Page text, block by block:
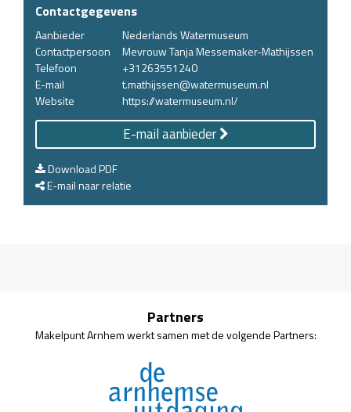
Contactgegevens
Aanbieder
Nederlands Watermuseum
Contactpersoon
Mevrouw Tanja Messemaker-Mathijssen
Telefoon
+31263551240
E-mail
t.mathijssen@watermuseum.nl
Website
https://watermuseum.nl/
E-mail aanbieder
Download PDF
E-mail naar relatie
Partners
Makelpunt Arnhem werkt samen met de volgende Partners: